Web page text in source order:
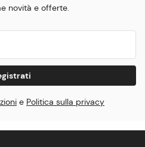
novità e offerte.
e Politica sulla privacy